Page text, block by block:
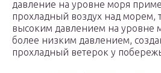
давление на уровне моря
прохладный воздух над морем,
высоким давлением на уровне
более низким давлением,
прохладный ветерок у